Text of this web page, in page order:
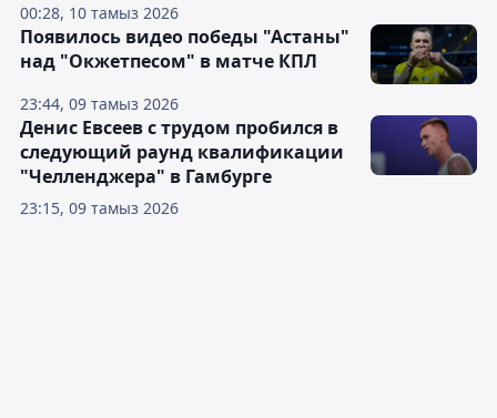
00:28, 10 тамыз 2026
23:44, 09 тамыз 2026
Появилось видео победы "Астаны"
над "Окжетпесом" в матче КПЛ
23:15, 09 тамыз 2026
Денис Евсеев с трудом пробился в
следующий раунд квалификации
"Челленджера" в Гамбурге